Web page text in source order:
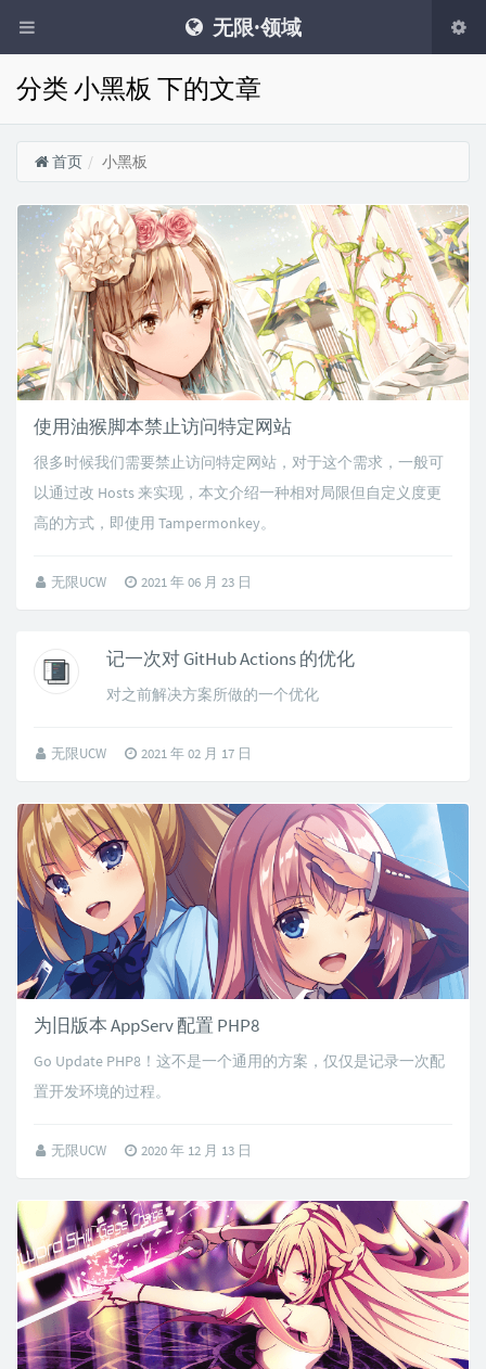
无限·领域
分类 小黑板 下的文章
首页 小黑板
使用油猴脚本禁止访问特定网站
很多时候我们需要禁止访问特定网站，对于这个需求，一般可
以通过改 Hosts 来实现，本文介绍一种相对局限但自定义度更
高的方式，即使用 Tampermonkey。
无限UCW 2021 年 06 月 23 日
记一次对 GitHub Actions 的优化
对之前解决方案所做的一个优化
无限UCW 2021 年 02 月 17 日
为旧版本 AppServ 配置 PHP8
Go Update PHP8！这不是一个通用的方案，仅仅是记录一次配
置开发环境的过程。
无限UCW 2020 年 12 月 13 日